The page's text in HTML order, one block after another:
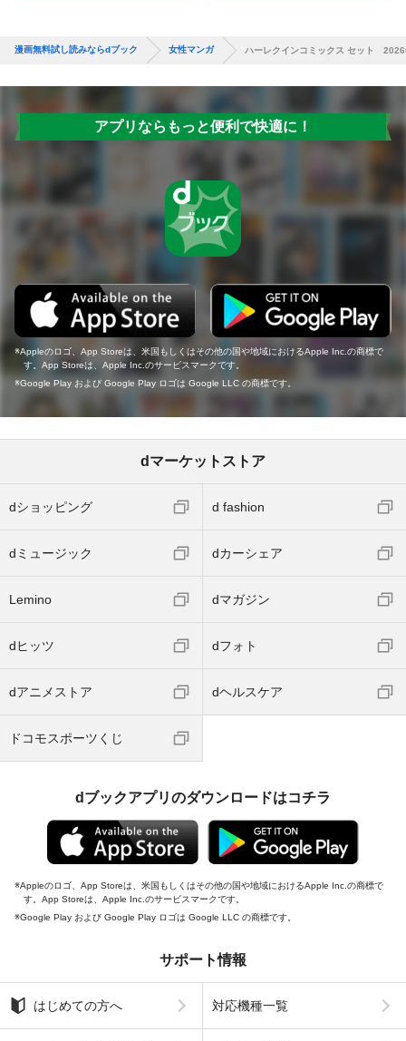
漫画無料試し読みならdブック 女性マンガ ハーレクインコミックス セット
アプリならもっと便利で快適に！
Appleのロゴ、App Storeは、米国もしくはその他の国や地域におけるApple Inc.の商標で
す。App Storeは、Apple Inc.のサービスマークです。
Google Play および Google Play ロゴは Google LLC の商標です。
dマーケットストア
dショッピング d fashion
dミュージック dカーシェア
Lemino dマガジン
dヒッツ dフォト
dアニメストア dヘルスケア
ドコモスポーツくじ
dブックアプリのダウンロードはコチラ
Appleのロゴ、App Storeは、米国もしくはその他の国や地域におけるApple Inc.の商標で
す。App Storeは、Apple Inc.のサービスマークです。
Google Play および Google Play ロゴは Google LLC の商標です。
サポート情報
はじめての方へ 対応機種一覧